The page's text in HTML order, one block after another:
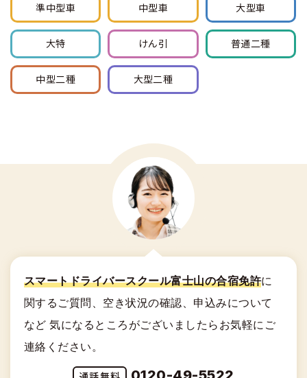
準中型車 中型車 大型車
大特 けん引 普通二種
中型二種 大型二種
スマートドライバースクール富士山の合宿免許に
関する ご質問、空き状況の確認、申込みについて
など 気になるところがございましたらお気軽にご
連絡ください。